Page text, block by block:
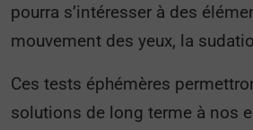
pourra s’intéresser à des
mouvement des yeux, la
Ces tests éphémères
solutions de long terme à nos